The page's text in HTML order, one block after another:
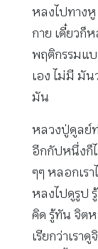
หลงไปทาง
กาย เดี๋ยวก็
พฤติกรรมแ
เอง ไม่มี มัน
มัน
หลวงปู่ดูลย์
อีกกัปหนึ่งก็
ๆๆ หลอกเร
หลงไปดูรูป
คิด รู้ทัน จิตห
เรียกว่าเรา